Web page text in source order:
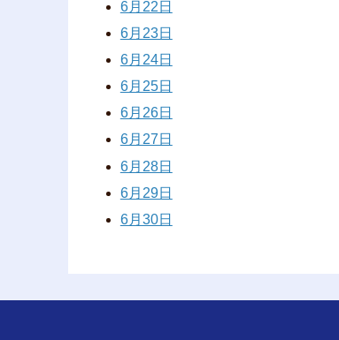
6月22日
6月23日
6月24日
6月25日
6月26日
6月27日
6月28日
6月29日
6月30日